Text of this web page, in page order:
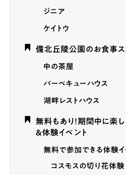
ジニア
ケイトウ
備北丘陵公園のお食事ス
中の茶屋
バーベキューハウス
湖畔レストハウス
無料もあり！期間中に楽
＆体験イベント
無料で参加できる体験イ
コスモスの切り花体験